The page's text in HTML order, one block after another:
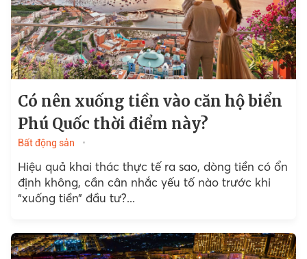
Có nên xuống tiền vào căn hộ biển
Phú Quốc thời điểm này?
Bất động sản
Hiệu quả khai thác thực tế ra sao, dòng tiền có ổn
định không, cần cân nhắc yếu tố nào trước khi
“xuống tiền” đầu tư?...